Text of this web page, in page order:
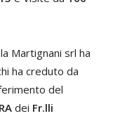
Martignani srl ha
ha creduto da
del
dei Fr.lli